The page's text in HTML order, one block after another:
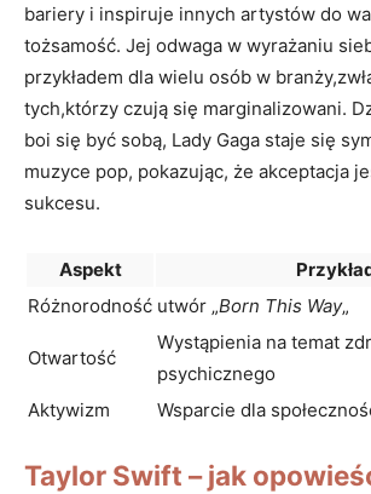
bariery i inspiruje innych artystów ​do
tożsamość.‌ Jej odwaga w wyrażaniu
przykładem dla​ wielu ⁤osób w⁤
tych,którzy czują się marginalizowani.
boi się być sobą, Lady Gaga staje się
muzyce pop, pokazując,⁣ że akceptacja
sukcesu.
Aspekt
Różnorodność utwór „Born‍ This ‍Way„
Otwartość
Wystąpienia ⁤na temat
‍psychicznego
Aktywizm
Wsparcie ⁢dla⁤
Taylor Swift – jak